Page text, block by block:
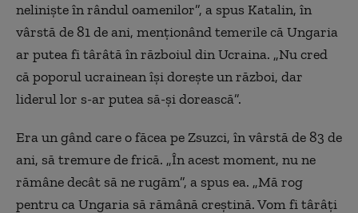
neliniște în rândul oamenilor”, a spus Katalin, în
vârstă de 81 de ani, menționând temerile că Ungaria
ar putea fi târâtă în războiul din Ucraina. „Nu cred
că poporul ucrainean își dorește un război, dar
liderul lor s-ar putea să-și dorească”.
Era un gând care o făcea pe Zsuzci, în vârstă de 83 de
ani, să tremure de frică. „În acest moment, nu ne
rămâne decât să ne rugăm”, a spus ea. „Mă rog
pentru ca Ungaria să rămână creștină. Vom fi târâți